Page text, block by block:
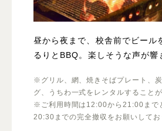
昼から夜まで、校舎前でビール
るりとBBQ。楽しそうな声が響
※グリル、網、焼きそばプレート、
グ、うちわ一式をレンタルすることが
※ご利用時間は12:00から21:00まで
20:30までの完全撤収をお願いしてお